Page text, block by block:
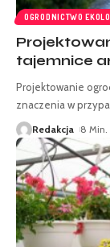
OGRODNICTWO
tajemnice
Projektowanie
znaczenia w
Redakcja 8